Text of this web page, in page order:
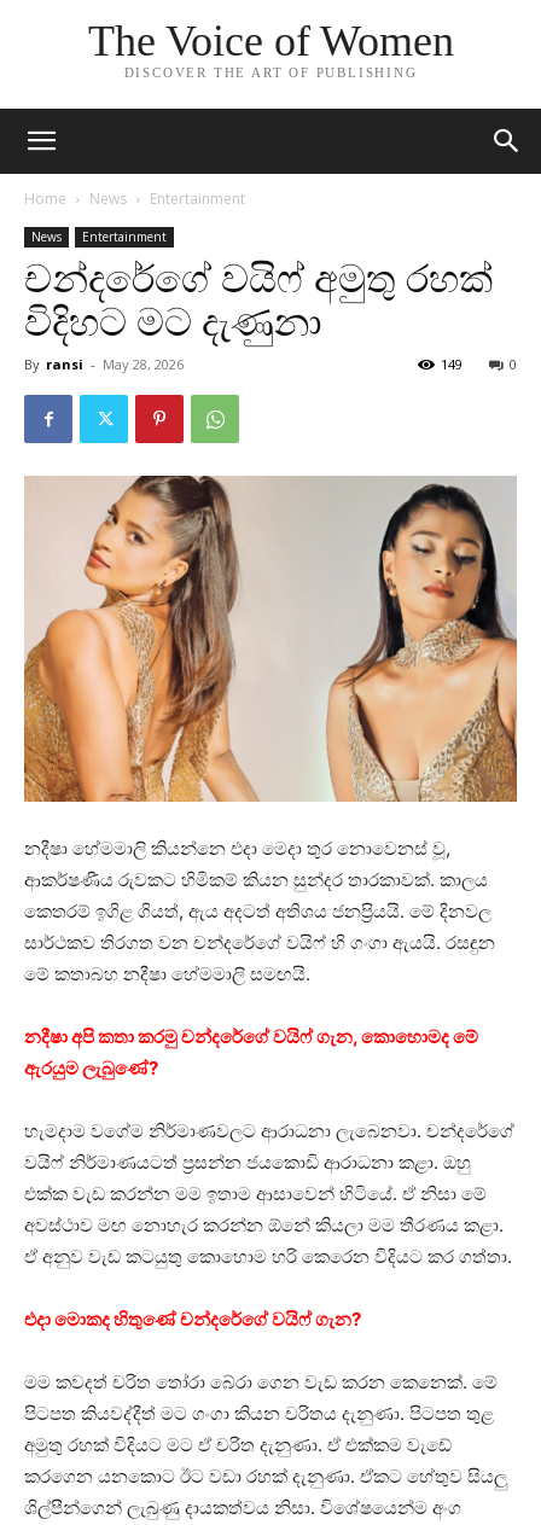
The Voice of Women
DISCOVER THE ART OF PUBLISHING
Home News Entertainment
News Entertainment
චන්දරේගේ වයිෆ් අමුතු රහක්
විදිහට මට දැණුනා
By ransi - May 28, 2026 0
149
නදීෂා හේමමාලි කියන්නෙ එදා මෙදා තුර නොවෙනස් වූ,
ආකර්ෂණීය රුවකට හිමිකම් කියන සුන්දර තාරකාවක්. කාලය
කෙතරම් ඉගිළ ගියත්, ඇය අදටත් අතිශය ජනප්‍රියයි. මේ දිනවල
සාර්ථකව තිරගත වන චන්දරේගේ වයිෆ් හි ගංගා ඇයයි. රසඳුන
මේ කතාබහ නදීෂා හේමමාලි සමඟයි.
නදීෂා අපි කතා කරමු චන්දරේගේ වයිෆ් ගැන, කොහොමද මේ
ඇරයුම ලැබුණේ?
හැමදාම වගේම නිර්මාණවලට ආරාධනා ලැබෙනවා. චන්දරේගේ
වයිෆ් නිර්මාණයටත් ප්‍රසන්න ජයකොඩි ආරාධනා කළා. ඔහු
එක්ක වැඩ කරන්න මම ඉතාම ආසාවෙන් හිටියේ. ඒ නිසා මේ
අවස්ථාව මඟ නොහැර කරන්න ඕනේ කියලා මම තීරණය කළා.
ඒ අනුව වැඩ කටයුතු කොහොම හරි කෙරෙන විදියට කර ගත්තා.
එදා මොකද හිතුණේ චන්දරේගේ වයිෆ් ගැන?
මම කවදත් චරිත තෝරා බේරා ගෙන වැඩ කරන කෙනෙක්. මේ
පිටපත කියවද්දීත් මට ගංගා කියන චරිතය දැනුණා. පිටපත තුළ
අමුතු රහක් විදියට මට ඒ චරිත දැනුණා. ඒ එක්කම වැඩේ
කරගෙන යනකොට ඊට වඩා රහක් දැනුණා. ඒකට හේතුව සියලු
ශිල්පීන්ගෙන් ලැබුණු දායකත්වය නිසා. විශේෂයෙන්ම අංග